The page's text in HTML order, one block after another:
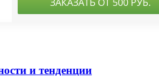
и тенденции